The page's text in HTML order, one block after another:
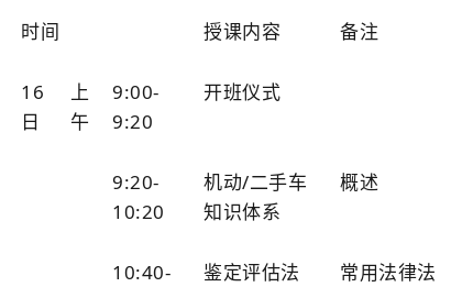
时间 授课内容 备注
16
日
上
午
9:00-
9:20
开班仪式
9:20-
10:20
机动/二手车
知识体系
概述
10:40-
鉴定评估法
常用法律法